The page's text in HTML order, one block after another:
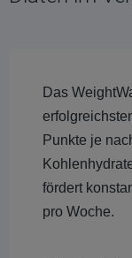
Das
Punkte je
fördert
pro Woche.